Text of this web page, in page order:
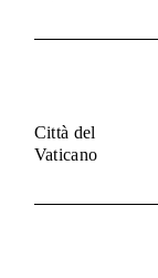
Città del
Vaticano